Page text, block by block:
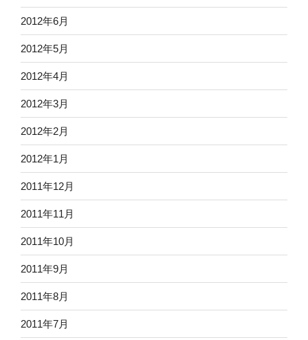
2012年6月
2012年5月
2012年4月
2012年3月
2012年2月
2012年1月
2011年12月
2011年11月
2011年10月
2011年9月
2011年8月
2011年7月